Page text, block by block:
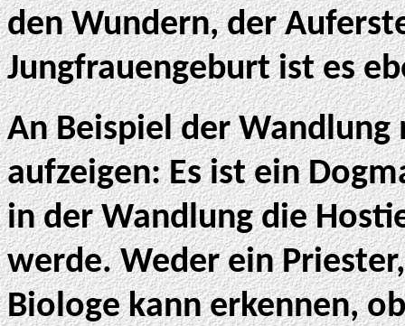
den Wundern, der
Jungfrauengeburt ist es
An Beispiel der
aufzeigen: Es ist ein
in der Wandlung die
werde. Weder ein
Biologe kann erkennen,